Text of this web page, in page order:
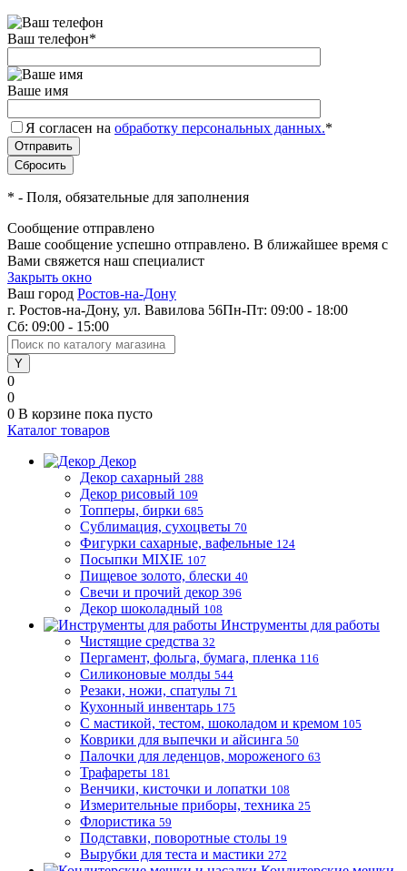
Ваш телефон*
Ваше имя
Я согласен на обработку персональных данных.*
* - Поля, обязательные для заполнения
Сообщение отправлено
Ваше сообщение успешно отправлено. В ближайшее время с
Вами свяжется наш специалист
Закрыть окно
Ваш город Ростов-на-Дону
г. Ростов-на-Дону, ул. Вавилова 56Пн-Пт: 09:00 - 18:00
Сб: 09:00 - 15:00
0
0
0 В корзине пока пусто
Каталог товаров
Декор
Декор сахарный 288
Декор рисовый 109
Топперы, бирки 685
Сублимация, сухоцветы 70
Фигурки сахарные, вафельные 124
Посыпки MIXIE 107
Пищевое золото, блески 40
Свечи и прочий декор 396
Декор шоколадный 108
Инструменты для работы
Чистящие средства 32
Пергамент, фольга, бумага, пленка 116
Силиконовые молды 544
Резаки, ножи, спатулы 71
Кухонный инвентарь 175
С мастикой, тестом, шоколадом и кремом 105
Коврики для выпечки и айсинга 50
Палочки для леденцов, мороженого 63
Трафареты 181
Венчики, кисточки и лопатки 108
Измерительные приборы, техника 25
Флористика 59
Подставки, поворотные столы 19
Вырубки для теста и мастики 272